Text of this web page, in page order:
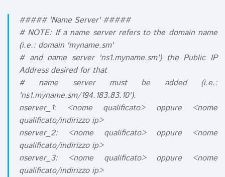
##### 'Name Server' #####
# NOTE: If a name server refers to the domain name
(i.e.: domain 'myname.sm'
# and name server 'ns1.myname.sm') the Public IP
Address desired for that
# name server must be added (i.e.:
'ns1.myname.sm/194.183.83.10').
nserver_1: <nome qualificato> oppure <nome
qualificato/indirizzo ip>
nserver_2: <nome qualificato> oppure <nome
qualificato/indirizzo ip>
nserver_3: <nome qualificato> oppure <nome
qualificato/indirizzo ip>